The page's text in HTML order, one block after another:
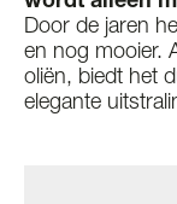
Door de jaren
en nog mooier.
oliën, biedt het
elegante